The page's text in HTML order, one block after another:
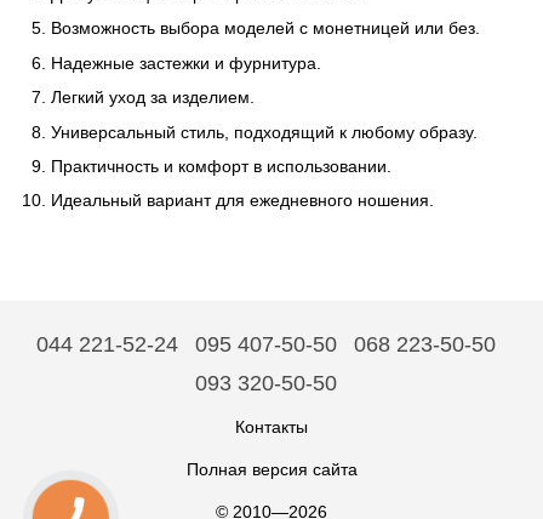
Возможность выбора моделей с монетницей или без.
Надежные застежки и фурнитура.
Легкий уход за изделием.
Универсальный стиль, подходящий к любому образу.
Практичность и комфорт в использовании.
Идеальный вариант для ежедневного ношения.
044 221-52-24 095 407-50-50
068 223-50-50
093 320-50-50
Контакты
Полная версия сайта
© 2010—2026